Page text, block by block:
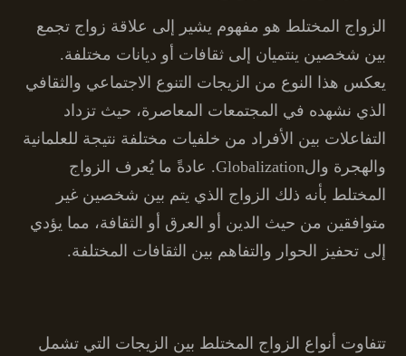
الزواج المختلط هو مفهوم يشير إلى علاقة زواج تجمع
بين شخصين ينتميان إلى ثقافات أو ديانات مختلفة.
يعكس هذا النوع من الزيجات التنوع الاجتماعي والثقافي
الذي نشهده في المجتمعات المعاصرة، حيث تزداد
التفاعلات بين الأفراد من خلفيات مختلفة نتيجة للعلمانية
والهجرة والGlobalization. عادةً ما يُعرف الزواج
المختلط بأنه ذلك الزواج الذي يتم بين شخصين غير
متوافقين من حيث الدين أو العرق أو الثقافة، مما يؤدي
إلى تحفيز الحوار والتفاهم بين الثقافات المختلفة.
تتفاوت أنواع الزواج المختلط بين الزيجات التي تشمل